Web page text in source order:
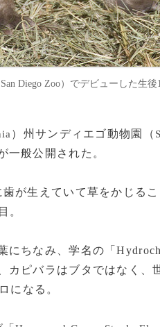
Diego Zoo）でデビューした生
）州サンディエゴ動物園（
一般公開された。
が生えていて草をかじる
。
ちなみ、学名の「
カピバラはブタではなく、
になる。